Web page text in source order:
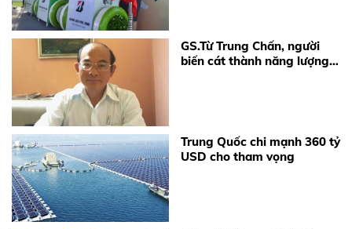
GS.Từ Trung Chấn, người
biến cát thành năng lượng
Trung Quốc chi mạnh 360 tỷ
USD cho tham vọng